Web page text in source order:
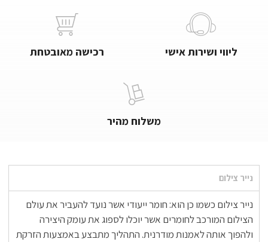
ליווי ושירות אישי רכישה מאובטחת
משלוח מהיר
נייר צילום
נייר צילום כשמו כן הוא: חומר ייעודי אשר נועד להעביר את עולם
הצילום המורכב לחומרים אשר יוכלו לספוג את עומק היצירה
ולהפוך אותה לאמנות מודרנית. התהליך מתבצע באמצעות הזרקת